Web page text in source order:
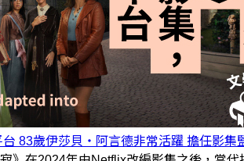
83歲伊莎貝・阿言德非常活躍 擔任影集